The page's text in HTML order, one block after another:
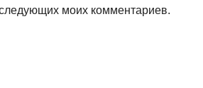
моих комментариев.